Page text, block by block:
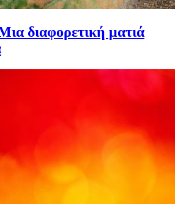
διαφορετική ματιά